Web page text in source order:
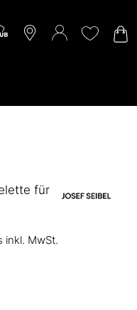
für
inkl. MwSt.